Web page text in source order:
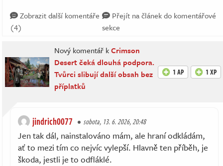
Zobrazit další komentáře
(4)
Přejít na článek do komentářové
sekce
Nový komentář kCrimson
Desert čeká dlouhá podpora.
Tvůrci slibují další obsah bez
příplatků
1 AP 1 XP
jindrich0077 sobota, 13. 6. 2026, 20:48
Jen tak dál, nainstalováno mám, ale hraní odkládám,
ať to mezi tím co nejvíc vylepší. Hlavně ten příběh, je
škoda, jestli je to odfláklé.